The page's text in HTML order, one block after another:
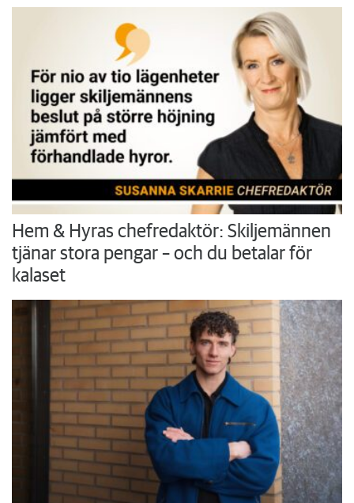
Hem & Hyras chefredaktör: Skiljemännen
tjänar stora pengar – och du betalar för
kalaset